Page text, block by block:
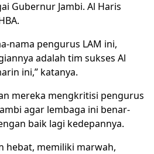
Gubernur Jambi. Al Haris
nama pengurus LAM ini,
adalah tim sukses Al
ini,” katanya.
mereka mengkritisi pengurus
agar lembaga ini benar-
baik lagi kedepannya.
hebat, memiliki marwah,